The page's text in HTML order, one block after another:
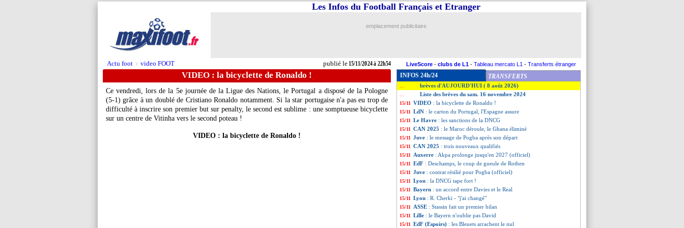
Actu foot > video FOOT publié le15/11/2024 à 22h54
Les Infos du Football Français et Etranger
emplacement publicitaire
LiveScore - clubs de L1 - Tableau mercato L1 - Transferts étranger
VIDEO : la bicyclette de Ronaldo !
Ce vendredi, lors de la 5e journée de la Ligue des Nations, le Portugal a disposé de la Pologne
(5-1) grâce à un doublé de Cristiano Ronaldo notamment. Si la star portugaise n'a pas eu trop de
difficulté à inscrire son premier but sur penalty, le second est sublime : une somptueuse bicyclette
sur un centre de Vitinha vers le second poteau !
VIDEO : la bicyclette de Ronaldo !
INFOS 24h/24 TRANSFERTS
brèves d'AUJOURD'HUI ( 8 août 2026)
Liste des brèves du sam. 16 novembre 2024
15/11 VIDEO : la bicyclette de Ronaldo !
15/11 LdN : le carton du Portugal, l'Espagne assure
15/11 Le Havre : les sanctions de la DNCG
15/11 CAN 2025 : le Maroc déroule, le Ghana éliminé
15/11 Juve : le message de Pogba après son départ
15/11 CAN 2025 : trois nouveaux qualifiés
15/11 Auxerre : Akpa prolonge jusqu'en 2027 (officiel)
15/11 EdF : Deschamps, le coup de gueule de Rothen
15/11 Juve : contrat résilié pour Pogba (officiel)
15/11 Lyon : la DNCG tape fort !
15/11 Bayern : un accord entre Davies et le Real
15/11 Lyon : R. Cherki - "j'ai changé"
15/11 ASSE : Stassin fait un premier bilan
15/11 Lille : le Bayern n'oublie pas David
15/11 EdF (Espoirs) : les Bleuets arrachent le nul